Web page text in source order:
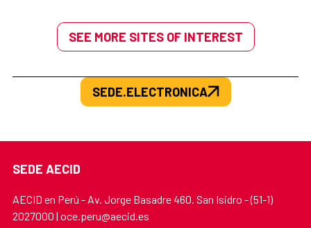
SEE MORE SITES OF INTEREST
SEDE.ELECTRONICA
SEDE AECID
AECID en Perú - Av. Jorge Basadre 460. San Isidro - (51-1)
2027000 | oce.peru@aecid.es